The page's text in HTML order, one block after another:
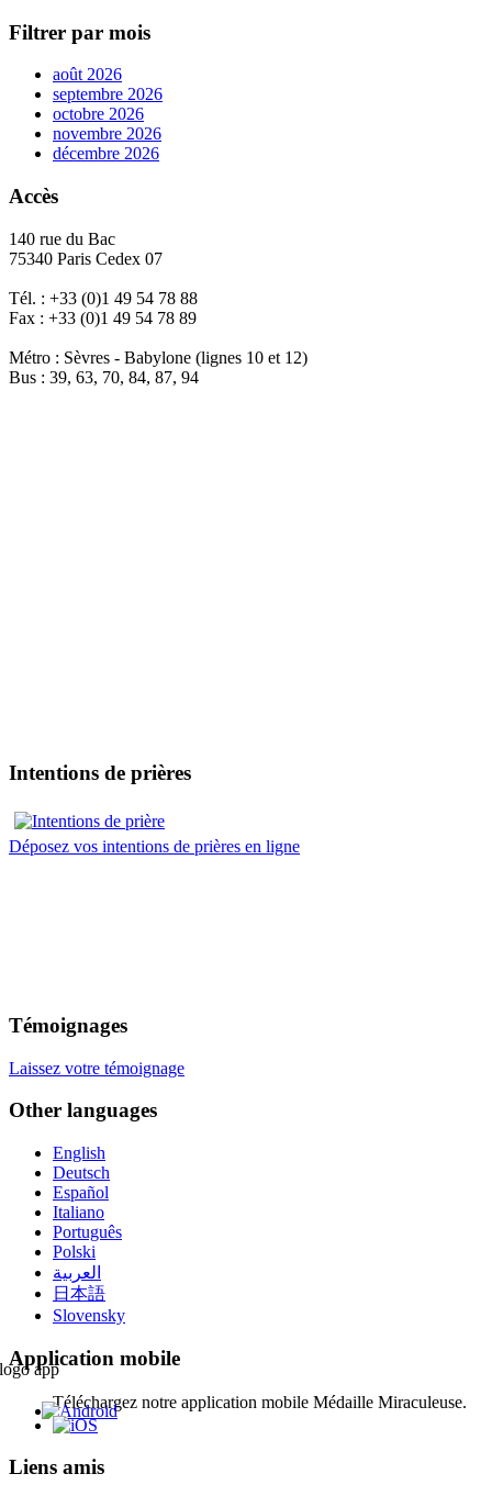
Filtrer par mois
août 2026
septembre 2026
octobre 2026
novembre 2026
décembre 2026
Accès
140 rue du Bac
75340 Paris Cedex 07
Tél. : +33 (0)1 49 54 78 88
Fax : +33 (0)1 49 54 78 89
Métro : Sèvres - Babylone (lignes 10 et 12)
Bus : 39, 63, 70, 84, 87, 94
Intentions de prières
Déposez vos intentions de prières en ligne
Témoignages
Laissez votre témoignage
Other languages
English
Deutsch
Español
Italiano
Português
Polski
العربية
日本語
Slovensky
Application mobile
Téléchargez notre application mobile Médaille Miraculeuse.
Liens amis